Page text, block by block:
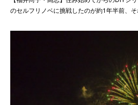
のセルフリノベに挑戦したのが約1年半前、